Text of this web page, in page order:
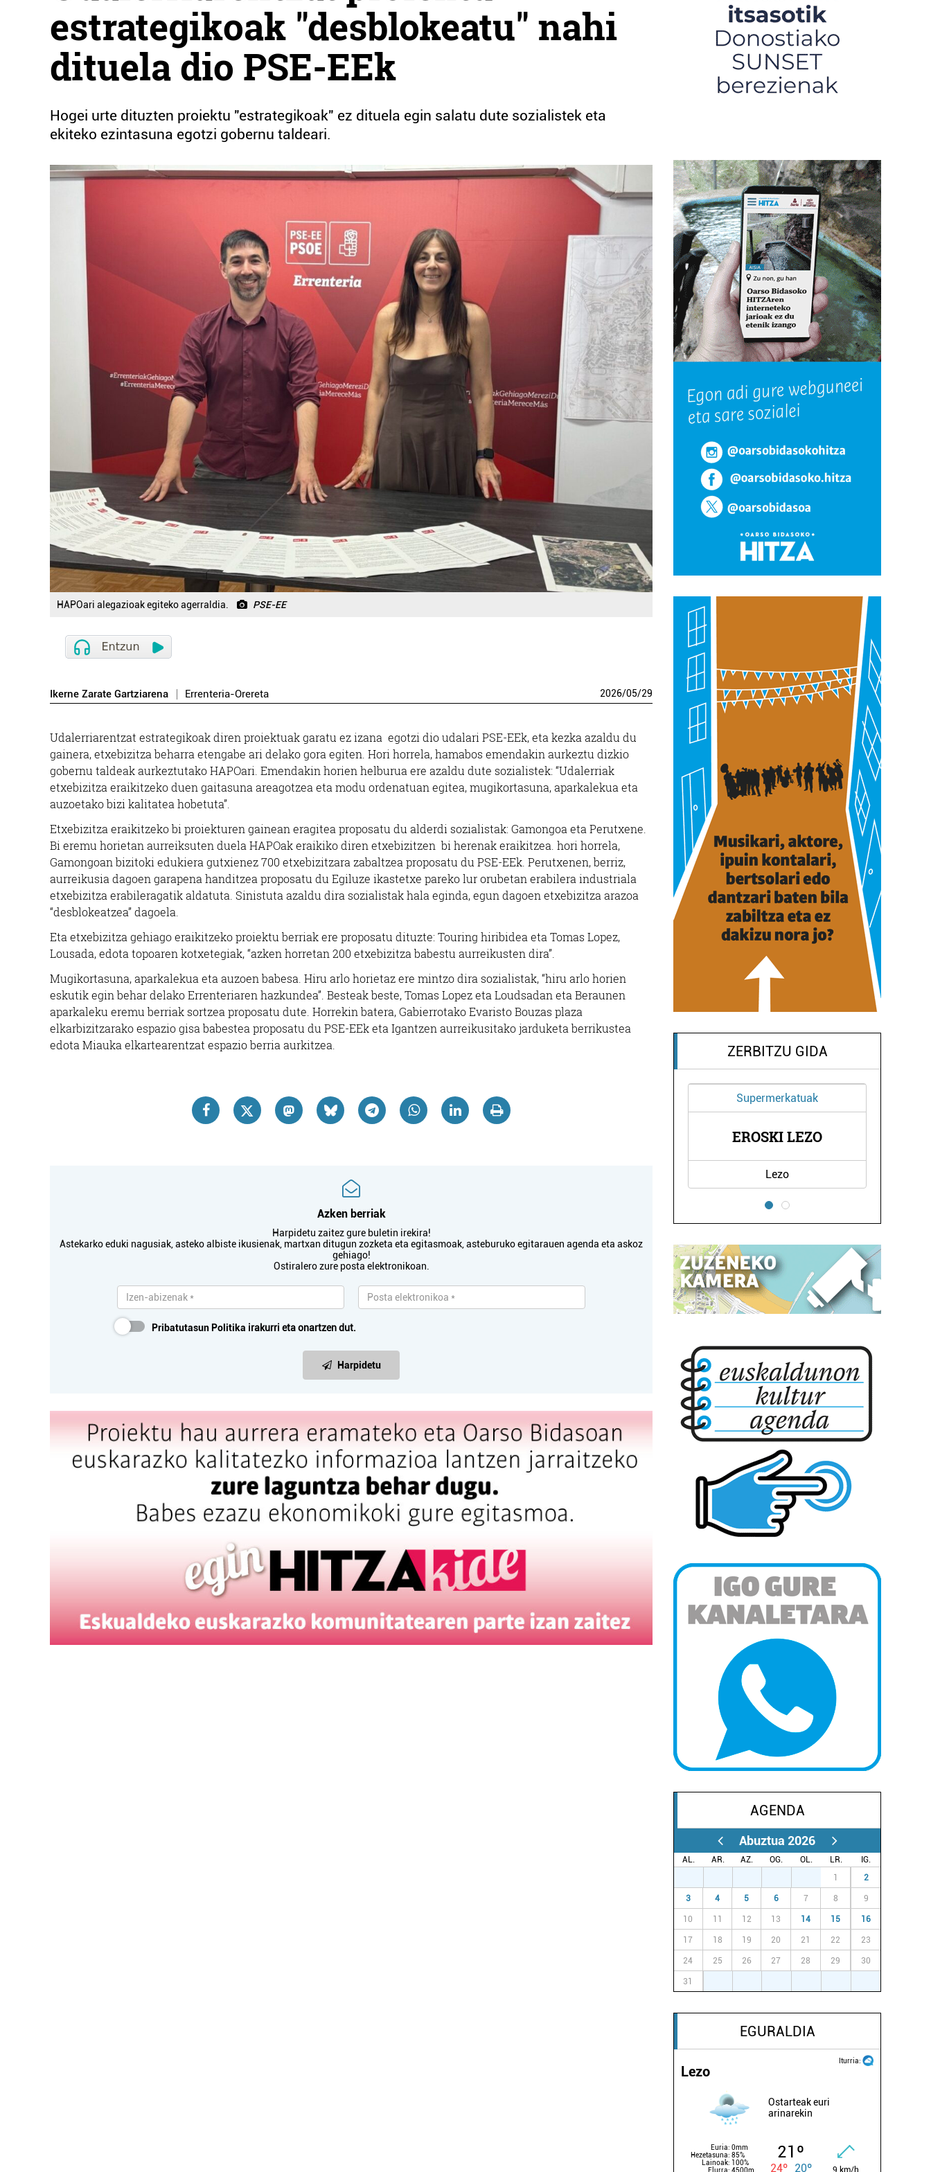
estrategikoak "desblokeatu" nahi
dituela dio PSE-EEk
Hogei urte dituzten proiektu "estrategikoak" ez dituela egin salatu dute sozialistek eta
ekiteko ezintasuna egotzi gobernu taldeari.
HAPOari alegazioak egiteko agerraldia. PSE-EE
Ikerne Zarate Gartziarena Errenteria-Orereta 2026/05/29
Udalerriarentzat estrategikoak diren proiektuak garatu ez izana egotzi dio udalari PSE-EEk, eta kezka azaldu du
gainera, etxebizitza beharra etengabe ari delako gora egiten. Hori horrela, hamabos emendakin aurkeztu dizkio
gobernu taldeak aurkeztutako HAPOari. Emendakin horien helburua ere azaldu dute sozialistek: “Udalerriak
etxebizitza eraikitzeko duen gaitasuna areagotzea eta modu ordenatuan egitea, mugikortasuna, aparkalekua eta
auzoetako bizi kalitatea hobetuta”.
Etxebizitza eraikitzeko bi proiekturen gainean eragitea proposatu du alderdi sozialistak: Gamongoa eta Perutxene.
Bi eremu horietan aurreiksuten duela HAPOak eraikiko diren etxebizitzen bi herenak eraikitzea. hori horrela,
Gamongoan bizitoki edukiera gutxienez 700 etxebizitzara zabaltzea proposatu du PSE-EEk. Perutxenen, berriz,
aurreikusia dagoen garapena handitzea proposatu du Egiluze ikastetxe pareko lur orubetan erabilera industriala
etxebizitza erabileragatik aldatuta. Sinistuta azaldu dira sozialistak hala eginda, egun dagoen etxebizitza arazoa
“desblokeatzea” dagoela.
Eta etxebizitza gehiago eraikitzeko proiektu berriak ere proposatu dituzte: Touring hiribidea eta Tomas Lopez,
Lousada, edota topoaren kotxetegiak, “azken horretan 200 etxebizitza babestu aurreikusten dira”.
Mugikortasuna, aparkalekua eta auzoen babesa. Hiru arlo horietaz ere mintzo dira sozialistak, “hiru arlo horien
eskutik egin behar delako Errenteriaren hazkundea”. Besteak beste, Tomas Lopez eta Loudsadan eta Beraunen
aparkaleku eremu berriak sortzea proposatu dute. Horrekin batera, Gabierrotako Evaristo Bouzas plaza
elkarbizitzarako espazio gisa babestea proposatu du PSE-EEk eta Igantzen aurreikusitako jarduketa berrikustea
edota Miauka elkartearentzat espazio berria aurkitzea.
Azken berriak
Harpidetu zaitez gure buletin irekira!
Astekarko eduki nagusiak, asteko albiste ikusienak, martxan ditugun zozketa eta egitasmoak, asteburuko egitarauen agenda eta askoz
gehiago!
Ostiralero zure posta elektronikoan.
Pribatutasun Politika irakurri eta onartzen dut.
Harpidetu
ZERBITZU GIDA
Supermerkatuak Estetika Estetika
NAIU ESTETIKA
Pasaia
AGENDA
Abuztua 2026
AL. AR. AZ. OG. OL. LR.
IG.
1 2
3 4 5 6 7 8 9
10 11 12 13 14 15 16
17 18 19 20 21 22 23
24 25 26 27 28 29 30
31
EGURALDIA
Iturria:
Lezo
Ostarteak euri
arinarekin
Euria: 0mm
Hezetasuna: 85%
Lainoak: 100%
Elurra: 4500m
21º
24º 20º 9 km/h